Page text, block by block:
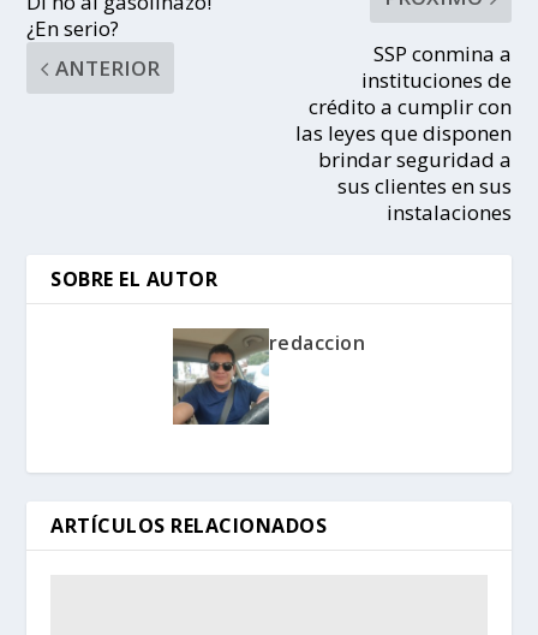
¿En serio?
ANTERIOR
SSP conmina a
instituciones de
crédito a cumplir con
las leyes que disponen
brindar seguridad a
sus clientes en sus
instalaciones
SOBRE EL AUTOR
redaccion
ARTÍCULOS RELACIONADOS